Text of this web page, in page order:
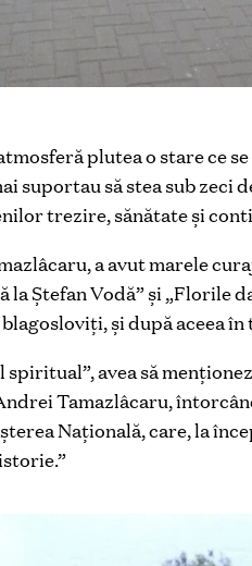
plutea o stare ce
suportau să stea sub zeci
trezire, sănătate și
a avut marele
Ștefan Vodă” și „Florile
și după aceea în
spiritual”, avea să
Tamazlâcaru,
Națională, care, la